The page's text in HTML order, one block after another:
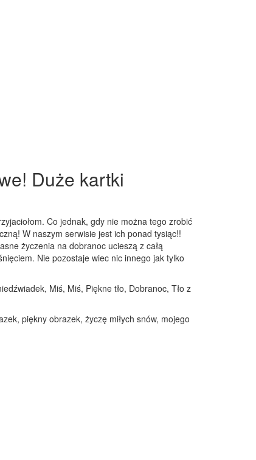
Duże kartki
Co jednak, gdy nie można tego zrobić
W naszym serwisie jest ich ponad tysiąc!!
życzenia na dobranoc ucieszą z całą
Nie pozostaje wiec nic innego jak tylko
Miś, Miś, Piękne tło, Dobranoc, Tło z
piękny obrazek, życzę miłych snów, mojego